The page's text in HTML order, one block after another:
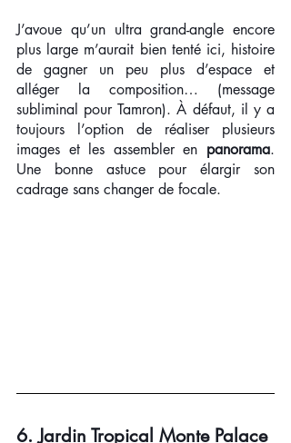
J’avoue qu’un ultra grand-angle encore
plus large m’aurait bien tenté ici, histoire
de gagner un peu plus d’espace et
alléger la composition… (message
subliminal pour Tamron). À défaut, il y a
toujours l’option de réaliser plusieurs
images et les assembler en panorama.
Une bonne astuce pour élargir son
cadrage sans changer de focale.
6. Jardin Tropical Monte Palace